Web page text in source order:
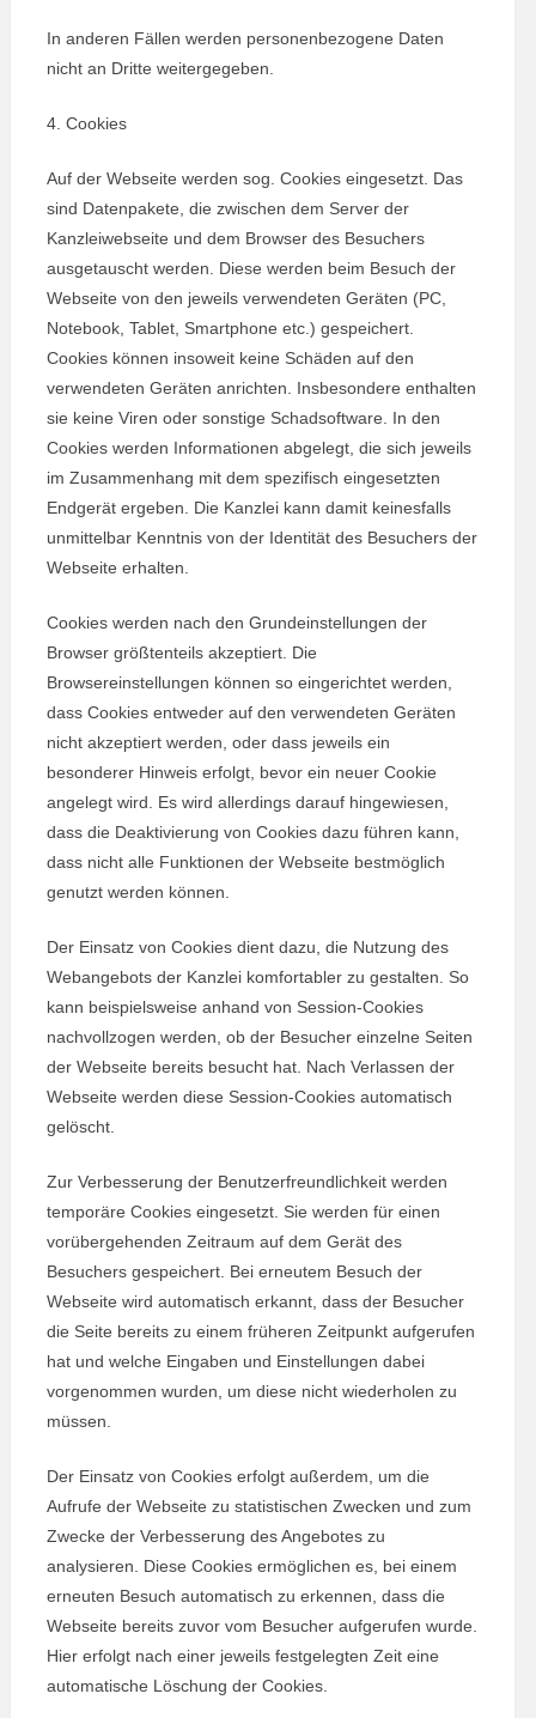
In anderen Fällen werden personenbezogene Daten
nicht an Dritte weitergegeben.
4. Cookies
Auf der Webseite werden sog. Cookies eingesetzt. Das
sind Datenpakete, die zwischen dem Server der
Kanzleiwebseite und dem Browser des Besuchers
ausgetauscht werden. Diese werden beim Besuch der
Webseite von den jeweils verwendeten Geräten (PC,
Notebook, Tablet, Smartphone etc.) gespeichert.
Cookies können insoweit keine Schäden auf den
verwendeten Geräten anrichten. Insbesondere enthalten
sie keine Viren oder sonstige Schadsoftware. In den
Cookies werden Informationen abgelegt, die sich jeweils
im Zusammenhang mit dem spezifisch eingesetzten
Endgerät ergeben. Die Kanzlei kann damit keinesfalls
unmittelbar Kenntnis von der Identität des Besuchers der
Webseite erhalten.
Cookies werden nach den Grundeinstellungen der
Browser größtenteils akzeptiert. Die
Browsereinstellungen können so eingerichtet werden,
dass Cookies entweder auf den verwendeten Geräten
nicht akzeptiert werden, oder dass jeweils ein
besonderer Hinweis erfolgt, bevor ein neuer Cookie
angelegt wird. Es wird allerdings darauf hingewiesen,
dass die Deaktivierung von Cookies dazu führen kann,
dass nicht alle Funktionen der Webseite bestmöglich
genutzt werden können.
Der Einsatz von Cookies dient dazu, die Nutzung des
Webangebots der Kanzlei komfortabler zu gestalten. So
kann beispielsweise anhand von Session-Cookies
nachvollzogen werden, ob der Besucher einzelne Seiten
der Webseite bereits besucht hat. Nach Verlassen der
Webseite werden diese Session-Cookies automatisch
gelöscht.
Zur Verbesserung der Benutzerfreundlichkeit werden
temporäre Cookies eingesetzt. Sie werden für einen
vorübergehenden Zeitraum auf dem Gerät des
Besuchers gespeichert. Bei erneutem Besuch der
Webseite wird automatisch erkannt, dass der Besucher
die Seite bereits zu einem früheren Zeitpunkt aufgerufen
hat und welche Eingaben und Einstellungen dabei
vorgenommen wurden, um diese nicht wiederholen zu
müssen.
Der Einsatz von Cookies erfolgt außerdem, um die
Aufrufe der Webseite zu statistischen Zwecken und zum
Zwecke der Verbesserung des Angebotes zu
analysieren. Diese Cookies ermöglichen es, bei einem
erneuten Besuch automatisch zu erkennen, dass die
Webseite bereits zuvor vom Besucher aufgerufen wurde.
Hier erfolgt nach einer jeweils festgelegten Zeit eine
automatische Löschung der Cookies.